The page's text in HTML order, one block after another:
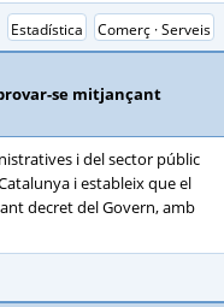
Comerç · Serveis
Estadística
se mitjançant
i del sector públic
i estableix que el
decret del Govern, amb